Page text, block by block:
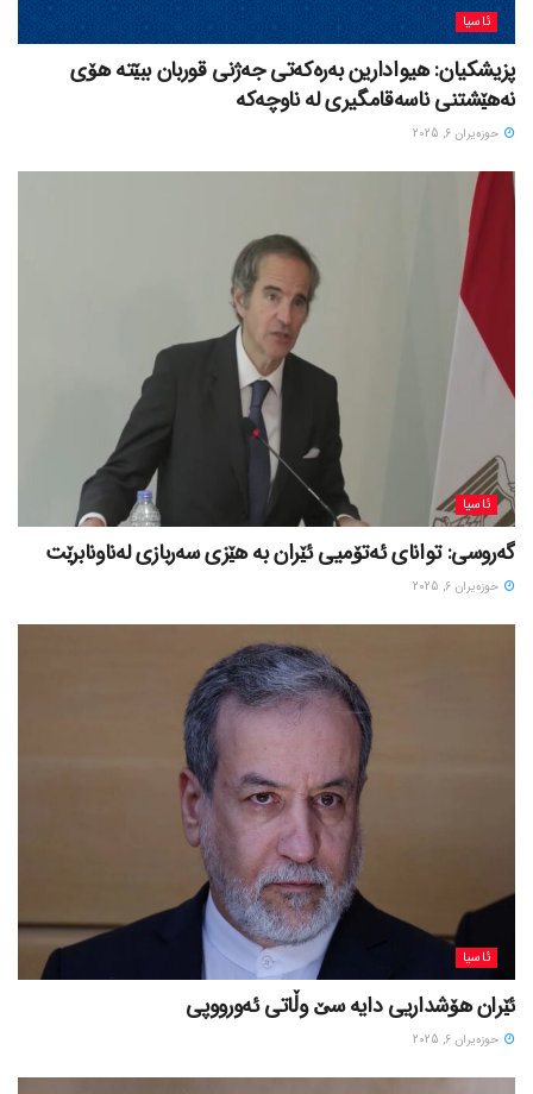
ئاسیا
پزیشکیان: هیوادارین بەرەکەتی جەژنی قوربان ببێتە هۆی
نەهێشتنی ناسەقامگیری لە ناوچەکە
حوزه‌یران 6, 2025
ئاسیا
گەروسی: توانای ئەتۆمیی ئێران بە هێزی سەربازی لەناونابرێت
حوزه‌یران 6, 2025
ئاسیا
ئێران هۆشداریی دایە سێ وڵاتی ئەورووپی
حوزه‌یران 6, 2025